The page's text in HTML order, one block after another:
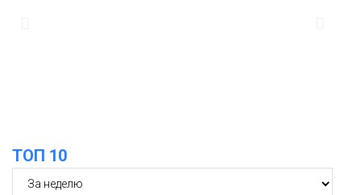
ТОП 10